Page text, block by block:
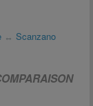
↔ Scanzano